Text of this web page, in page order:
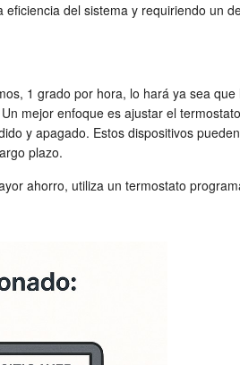
del sistema y requiriendo un
1 grado por hora, lo hará ya sea
mejor enfoque es ajustar el
y apagado. Estos dispositivos
plazo.
ahorro, utiliza un termostato